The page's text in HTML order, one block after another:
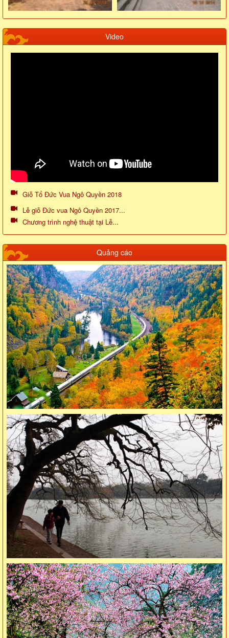
Video
Giỗ Tổ Đức Vua Ngô Quyền 2018
Lễ giỗ Đức vua Ngô Quyền 2017...
Chương trình nghệ thuật tại Lễ...
Quảng cáo